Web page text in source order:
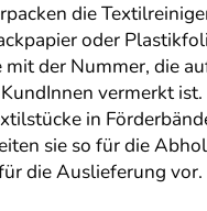
die
oder
mit der Nummer, die
vermerkt ist.
in
sie so für die
die Auslieferung vor.